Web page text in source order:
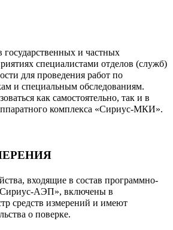
государственных и частных
специалистами отделов (служб)
для проведения работ по
и специальным обследованиям.
как самостоятельно, так и в
комплекса «Сириус-МКИ».
входящие в состав программно-
АЭП», включены в
средств измерений и имеют
о поверке.